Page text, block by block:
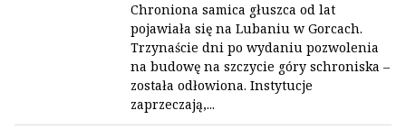
Chroniona samica głuszca od lat
pojawiała się na Lubaniu w Gorcach.
Trzynaście dni po wydaniu pozwolenia
na budowę na szczycie góry schroniska –
została odłowiona. Instytucje
zaprzeczają,...